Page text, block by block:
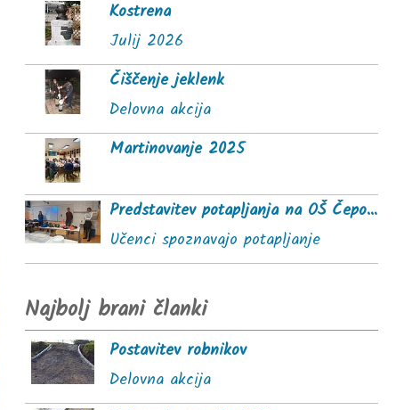
Kostrena
Julij 2026
Čiščenje jeklenk
Delovna akcija
Martinovanje 2025
Predstavitev potapljanja na OŠ Čepovan
Učenci spoznavajo potapljanje
Najbolj brani članki
Postavitev robnikov
Delovna akcija